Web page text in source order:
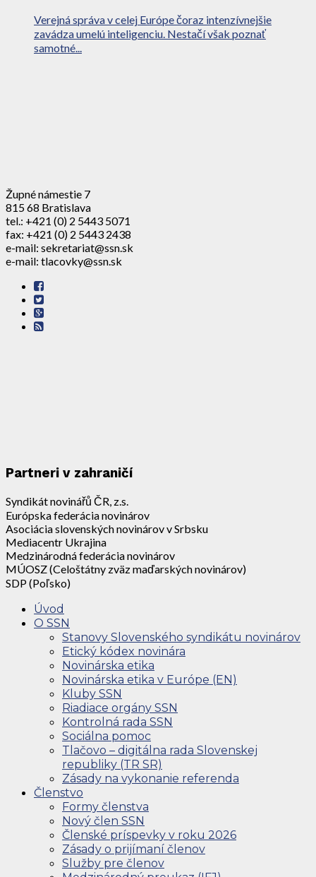
Verejná správa v celej Európe čoraz intenzívnejšie
zavádza umelú inteligenciu. Nestačí však poznať
samotné...
Župné námestie 7
815 68 Bratislava
tel.: +421 (0) 2 5443 5071
fax: +421 (0) 2 5443 2438
e-mail: sekretariat@ssn.sk
e-mail: tlacovky@ssn.sk
Partneri v zahraničí
Syndikát novinářů ČR, z.s.
Európska federácia novinárov
Asociácia slovenských novinárov v Srbsku
Mediacentr Ukrajina
Medzinárodná federácia novinárov
MÚOSZ (Celoštátny zväz maďarských novinárov)
SDP (Poľsko)
Úvod
O SSN
Stanovy Slovenského syndikátu novinárov
Etický kódex novinára
Novinárska etika
Novinárska etika v Európe (EN)
Kluby SSN
Riadiace orgány SSN
Kontrolná rada SSN
Sociálna pomoc
Tlačovo – digitálna rada Slovenskej
republiky (TR SR)
Zásady na vykonanie referenda
Členstvo
Formy členstva
Nový člen SSN
Členské príspevky v roku 2026
Zásady o prijímaní členov
Služby pre členov